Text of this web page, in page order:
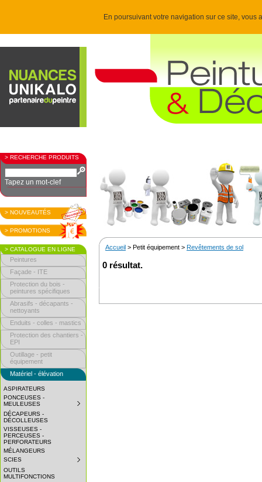
En poursuivant votre navigation sur ce site,
> RECHERCHE PRODUITS
Tapez un mot-clef
> NOUVEAUTÉS
> PROMOTIONS
> CATALOGUE EN LIGNE
Peintures
Façade - ITE
Protection du bois -
peintures spécifiques
Abrasifs - décapants -
nettoyants
Enduits - colles - mastics
Protection des chantiers -
EPI
Outillage - petit
équipement
Matériel - élévation
ASPIRATEURS
PONCEUSES -
MEULEUSES
DÉCAPEURS -
DÉCOLLEUSES
VISSEUSES -
PERCEUSES -
PERFORATEURS
MÉLANGEURS
SCIES
OUTILS
MULTIFONCTIONS
Accueil > Petit équipement > Revêtements de sol
0 résultat.